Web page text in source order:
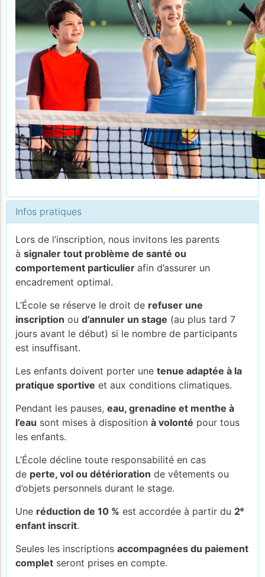
Infos pratiques
Lors de l’inscription, nous invitons les parents
à signaler tout problème de santé ou
comportement particulier afin d’assurer un
encadrement optimal.
L’École se réserve le droit de refuser une
inscription ou d’annuler un stage (au plus tard 7
jours avant le début) si le nombre de participants
est insuffisant.
Les enfants doivent porter une tenue adaptée à la
pratique sportive et aux conditions climatiques.
Pendant les pauses, eau, grenadine et menthe à
l’eau sont mises à disposition à volonté pour tous
les enfants.
L’École décline toute responsabilité en cas
de perte, vol ou détérioration de vêtements ou
d’objets personnels durant le stage.
Une réduction de 10 % est accordée à partir du 2ᵉ
enfant inscrit.
Seules les inscriptions accompagnées du paiement
complet seront prises en compte.